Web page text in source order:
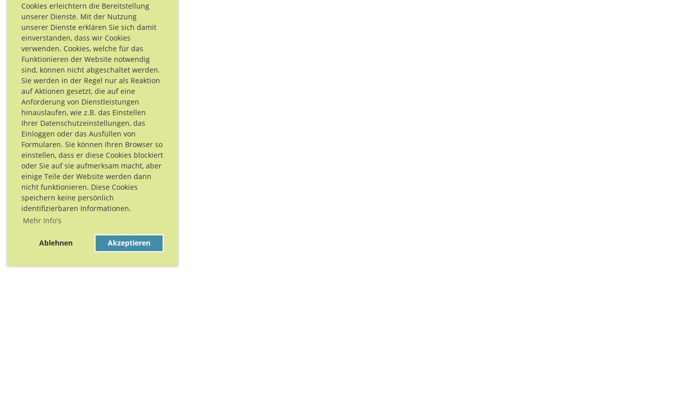
Cookies erleichtern die Bereitstellung
unserer Dienste. Mit der Nutzung
unserer Dienste erklären Sie sich damit
einverstanden, dass wir Cookies
verwenden. Cookies, welche für das
Funktionieren der Website notwendig
sind, können nicht abgeschaltet werden.
Sie werden in der Regel nur als Reaktion
auf Aktionen gesetzt, die auf eine
Anforderung von Dienstleistungen
hinauslaufen, wie z.B. das Einstellen
Ihrer Datenschutzeinstellungen, das
Einloggen oder das Ausfüllen von
Formularen. Sie können Ihren Browser so
einstellen, dass er diese Cookies blockiert
oder Sie auf sie aufmerksam macht, aber
einige Teile der Website werden dann
nicht funktionieren. Diese Cookies
speichern keine persönlich
identifizierbaren Informationen.
Mehr Info's
Ablehnen Akzeptieren